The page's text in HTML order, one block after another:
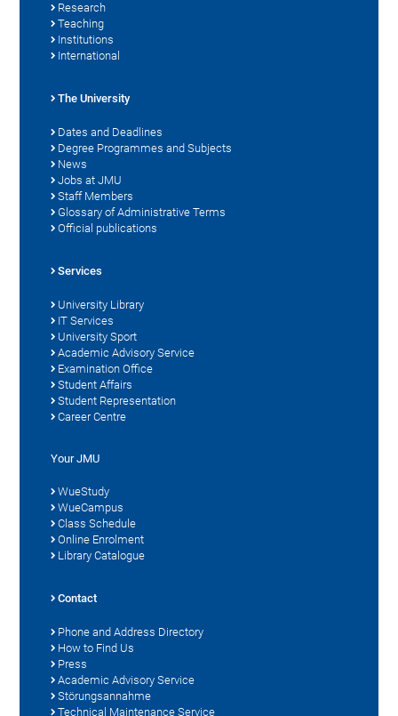
Research
Teaching
Institutions
International
The University
Dates and Deadlines
Degree Programmes and Subjects
News
Jobs at JMU
Staff Members
Glossary of Administrative Terms
Official publications
Services
University Library
IT Services
University Sport
Academic Advisory Service
Examination Office
Student Affairs
Student Representation
Career Centre
Your JMU
WueStudy
WueCampus
Class Schedule
Online Enrolment
Library Catalogue
Contact
Phone and Address Directory
How to Find Us
Press
Academic Advisory Service
Störungsannahme
Technical Maintenance Service